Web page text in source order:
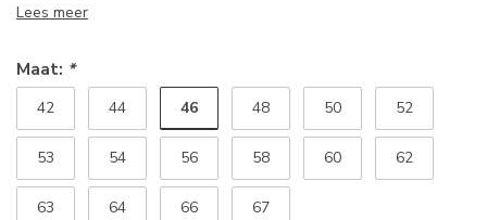
Lees meer
Maat: *
42 44 46 48 50 52
53 54 56 58 60 62
63 64 66 67